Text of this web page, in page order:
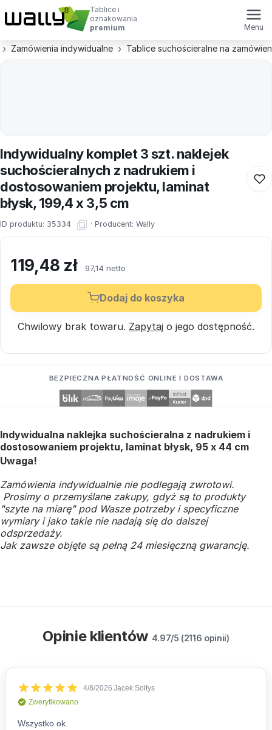
Tablice i
oznakowania
premium
Menu
Zamówienia indywidualne Tablice suchościeralne na
Indywidualny komplet 3 szt. naklejek
suchościeralnych z nadrukiem i
dostosowaniem projektu, laminat
błysk, 199,4 x 3,5 cm
ID produktu: 35334 · Producent: Wally
119,48 zł 97,14 netto
Dodaj do koszyka
Chwilowy brak towaru. Zapytaj o jego dostępność.
BEZPIECZNA PŁATNOŚĆ ONLINE I DOSTAWA
Indywidualna naklejka suchościeralna z nadrukiem i
dostosowaniem projektu, laminat błysk, 95 x 44 cm
Uwaga!
Zamówienia indywidualnie nie podlegają zwrotowi.
Prosimy o przemyślane zakupy, gdyż są to produkty
"szyte na miarę" pod Wasze potrzeby i specyficzne
wymiary i jako takie nie nadają się do dalszej
odsprzedaży.
Jak zawsze objęte są pełną 24 miesięczną gwarancję.
Opinie klientów 4.97/5 (2116 opinii)